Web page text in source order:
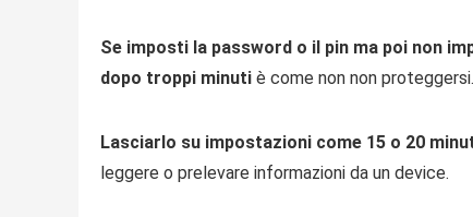
Se imposti la password o il pin ma poi non
dopo troppi minuti è come non non proteggersi.
Lasciarlo su impostazioni come 15 o 20
leggere o prelevare informazioni da un device.